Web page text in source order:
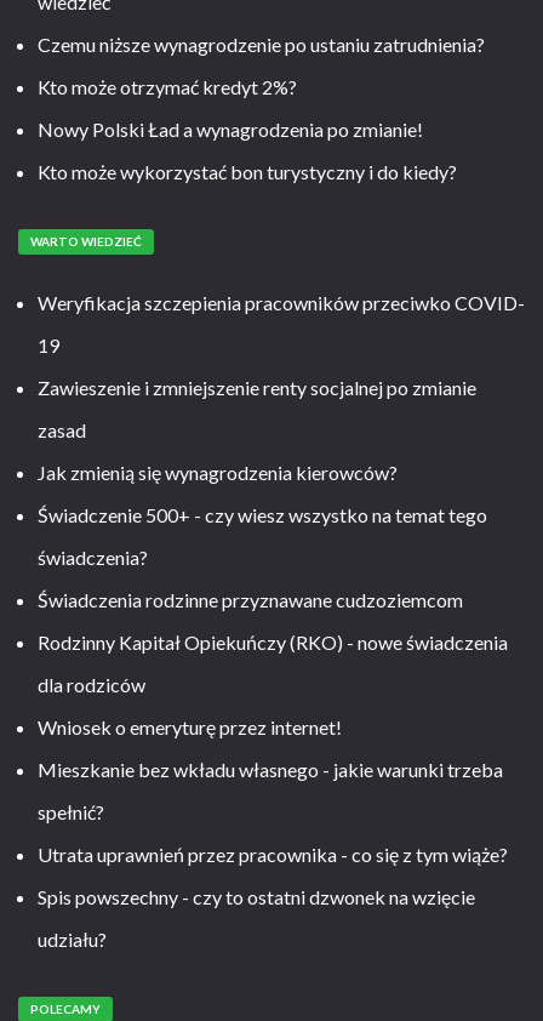
Czemu niższe wynagrodzenie po ustaniu zatrudnienia?
Kto może otrzymać kredyt 2%?
Nowy Polski Ład a wynagrodzenia po zmianie!
Kto może wykorzystać bon turystyczny i do kiedy?
WARTO WIEDZIEĆ
Weryfikacja szczepienia pracowników przeciwko COVID-
19
Zawieszenie i zmniejszenie renty socjalnej po zmianie
zasad
Jak zmienią się wynagrodzenia kierowców?
Świadczenie 500+ - czy wiesz wszystko na temat tego
świadczenia?
Świadczenia rodzinne przyznawane cudzoziemcom
Rodzinny Kapitał Opiekuńczy (RKO) - nowe świadczenia
dla rodziców
Wniosek o emeryturę przez internet!
Mieszkanie bez wkładu własnego - jakie warunki trzeba
spełnić?
Utrata uprawnień przez pracownika - co się z tym wiąże?
Spis powszechny - czy to ostatni dzwonek na wzięcie
udziału?
POLECAMY